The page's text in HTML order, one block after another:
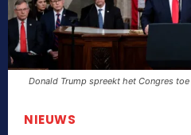
Donald Trump spreekt het Congres
NIEUWS